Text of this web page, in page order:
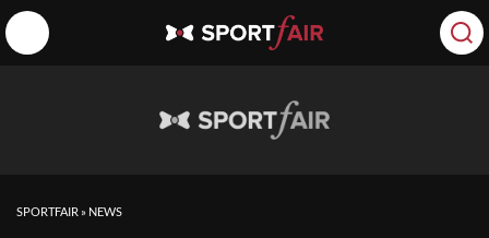
SPORTFAIR » NEWS